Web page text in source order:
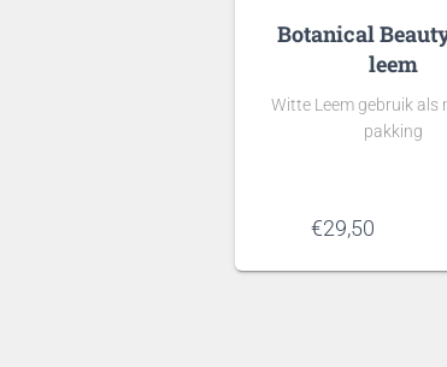
Botanical
leem
Witte Leem gebruik als
pakking
€29,50